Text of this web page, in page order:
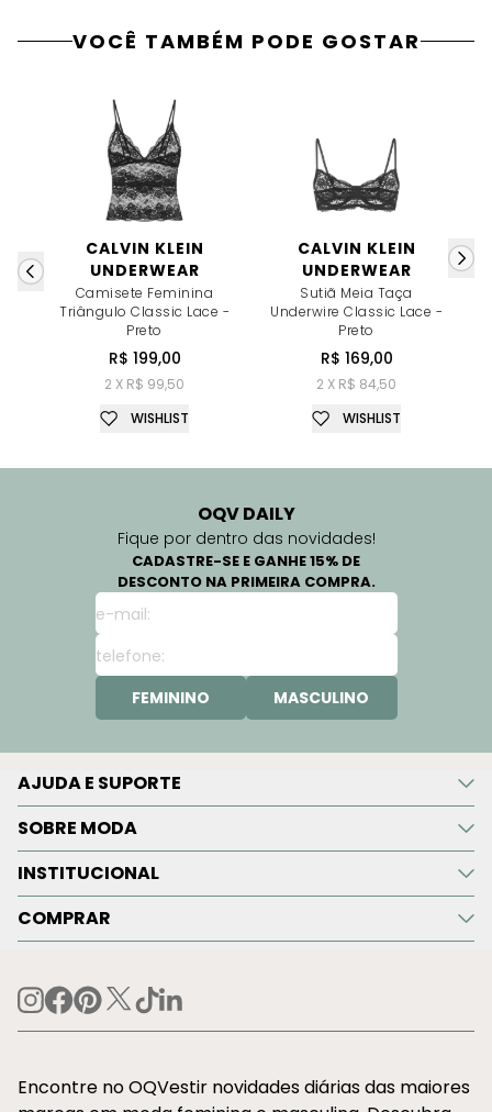
VOCÊ TAMBÉM PODE GOSTAR
CALVIN KLEIN
UNDERWEAR
Camisete Feminina
Triângulo Classic Lace -
Preto
R$ 199,00
2 X R$ 99,50
WISHLIST
CALVIN KLEIN
UNDERWEAR
Sutiã Meia Taça
Underwire Classic Lace -
Preto
R$ 169,00
2 X R$ 84,50
WISHLIST
OQV DAILY
Fique por dentro das novidades!
CADASTRE-SE E GANHE 15% DE
DESCONTO NA PRIMEIRA COMPRA.
FEMININO MASCULINO
AJUDA E SUPORTE
SOBRE MODA
INSTITUCIONAL
COMPRAR
Encontre no OQVestir novidades diárias das maiores